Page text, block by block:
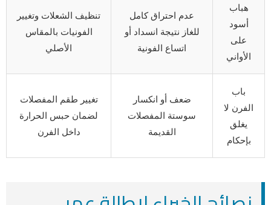
هباب
أسود
على
الأواني
عدم احتراق كامل
للغاز نتيجة انسداد أو
اتساع الفونية
تنظيف الشعلات وتغيير
الفونيات بالمقاس
الأصلي
باب
الفرن لا
يغلق
بإحكام
ضعف أو انكسار
سوستة المفصلات
القديمة
تغيير طقم المفصلات
لضمان حبس الحرارة
داخل الفرن